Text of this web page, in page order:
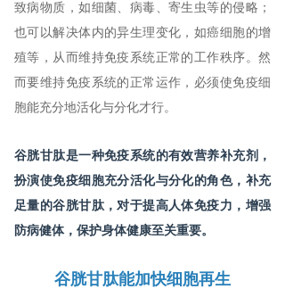
致病物质，如细菌、病毒、寄生虫等的侵略；
也可以解决体内的异生理变化，如癌细胞的增
殖等，从而维持免疫系统正常的工作秩序。然
而要维持免疫系统的正常运作，必须使免疫细
胞能充分地活化与分化才行。
谷胱甘肽是一种免疫系统的有效营养补充剂，
扮演使免疫细胞充分活化与分化的角色，补充
足量的谷胱甘肽，对于提高人体免疫力，增强
防病健体，保护身体健康至关重要。
谷胱甘肽能加快细胞再生